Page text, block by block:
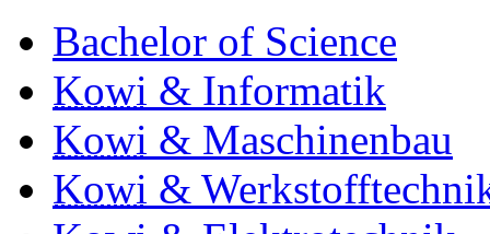
Bachelor of Science
Kowi & Informatik
Kowi & Maschinenbau
Kowi &